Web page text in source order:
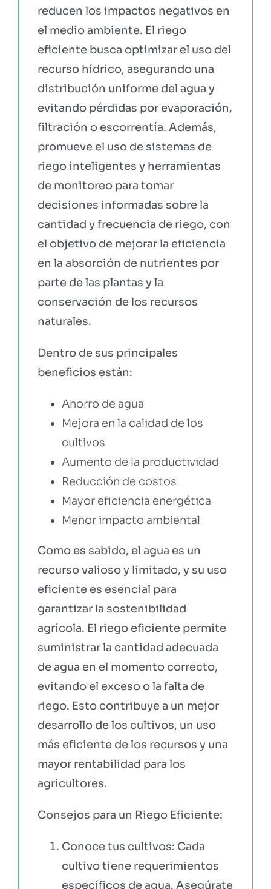
reducen los impactos negativos en
el medio ambiente. El riego
eficiente busca optimizar el uso del
recurso hídrico, asegurando una
distribución uniforme del agua y
evitando pérdidas por evaporación,
filtración o escorrentía. Además,
promueve el uso de sistemas de
riego inteligentes y herramientas
de monitoreo para tomar
decisiones informadas sobre la
cantidad y frecuencia de riego, con
el objetivo de mejorar la eficiencia
en la absorción de nutrientes por
parte de las plantas y la
conservación de los recursos
naturales.
Dentro de sus principales
beneficios están:
Ahorro de agua
Mejora en la calidad de los
cultivos
Aumento de la productividad
Reducción de costos
Mayor eficiencia energética
Menor impacto ambiental
Como es sabido, el agua es un
recurso valioso y limitado, y su uso
eficiente es esencial para
garantizar la sostenibilidad
agrícola. El riego eficiente permite
suministrar la cantidad adecuada
de agua en el momento correcto,
evitando el exceso o la falta de
riego. Esto contribuye a un mejor
desarrollo de los cultivos, un uso
más eficiente de los recursos y una
mayor rentabilidad para los
agricultores.
Consejos para un Riego Eficiente:
Conoce tus cultivos: Cada
cultivo tiene requerimientos
específicos de agua. Asegúrate